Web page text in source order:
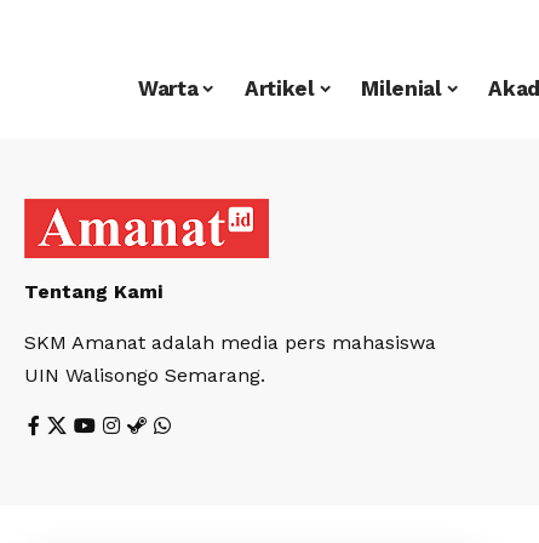
Warta Artikel Milenial
Tentang Kami
SKM Amanat adalah media pers mahasiswa
UIN Walisongo Semarang.